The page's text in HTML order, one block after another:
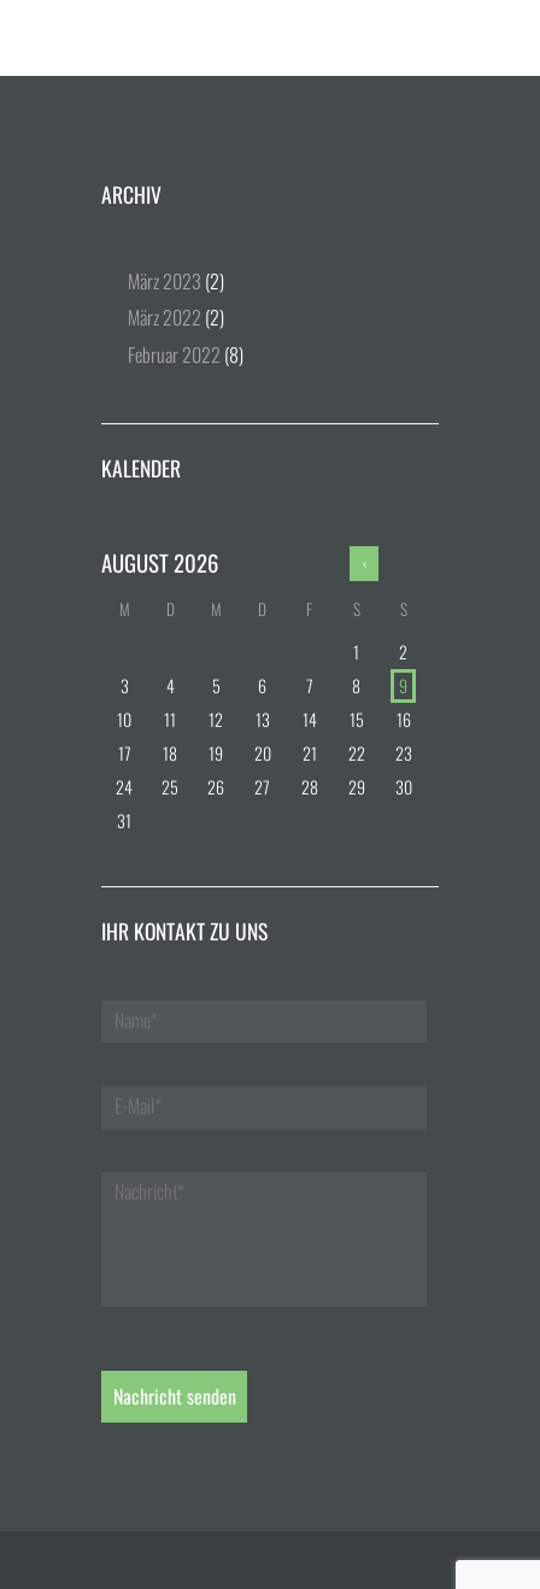
ARCHIV
März2023 (2)
März2022 (2)
Februar2022 (8)
KALENDER
AUGUST2026
M D M D F S S
1
2
3
4 5 6 7 8
9
10
11 12 13 14 15
16
17
18 19 20 21 22
23
24
25 26 27 28 29
30
31
IHR KONTAKT ZU UNS